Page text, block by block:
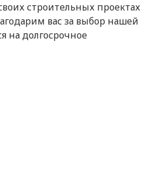
строительных проектах
вас за выбор нашей
на долгосрочное